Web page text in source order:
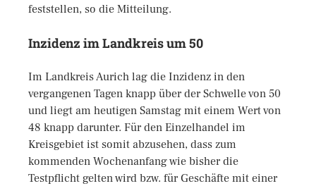
feststellen, so die Mitteilung.
Inzidenz im Landkreis um 50
Im Landkreis Aurich lag die Inzidenz in den
vergangenen Tagen knapp über der Schwelle von 50
und liegt am heutigen Samstag mit einem Wert von
48 knapp darunter. Für den Einzelhandel im
Kreisgebiet ist somit abzusehen, dass zum
kommenden Wochenanfang wie bisher die
Testpflicht gelten wird bzw. für Geschäfte mit einer